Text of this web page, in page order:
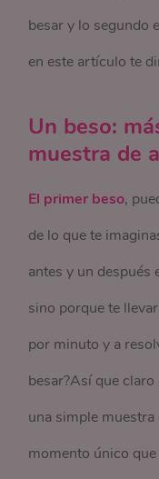
besar y lo segundo
en este artículo te
Un beso:
muestra de
El primer beso,
de lo que te
antes y un después
sino porque te
por minuto y a
besar?Así que
una simple
momento único